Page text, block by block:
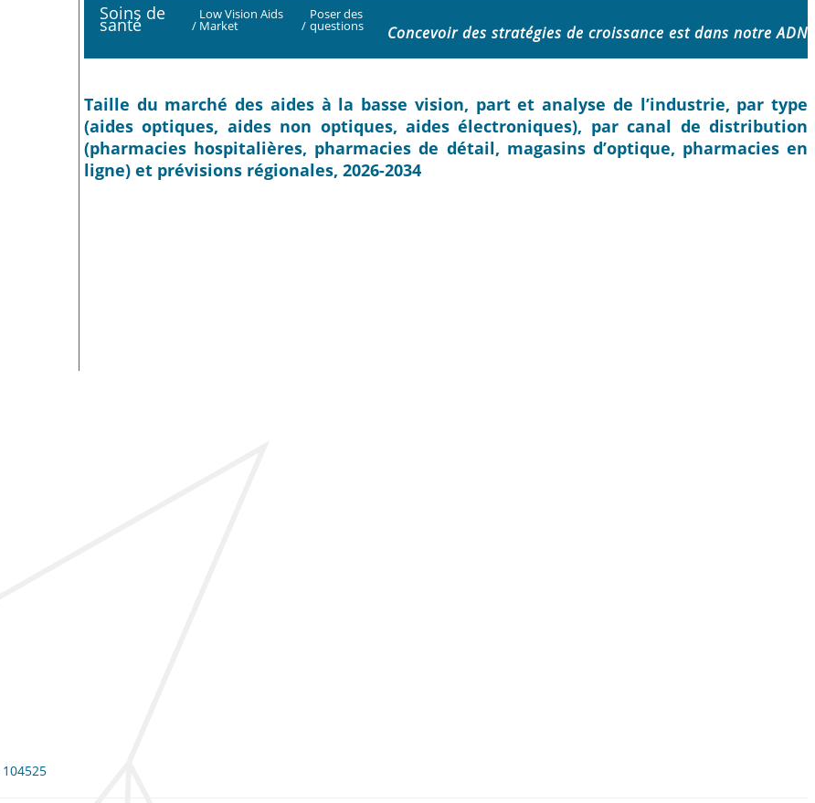
Soins de
santé /
Low Vision Aids
Market /
Poser des
questions Concevoir des stratégies de croissance est dans notre ADN
Taille du marché des aides à la basse vision, part et analyse de l’industrie, par type
(aides optiques, aides non optiques, aides électroniques), par canal de distribution
(pharmacies hospitalières, pharmacies de détail, magasins d’optique, pharmacies en
ligne) et prévisions régionales, 2026-2034